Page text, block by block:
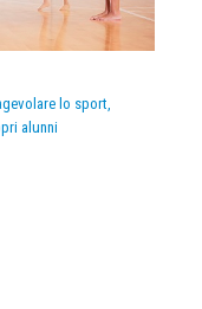
lo sport,
alunni